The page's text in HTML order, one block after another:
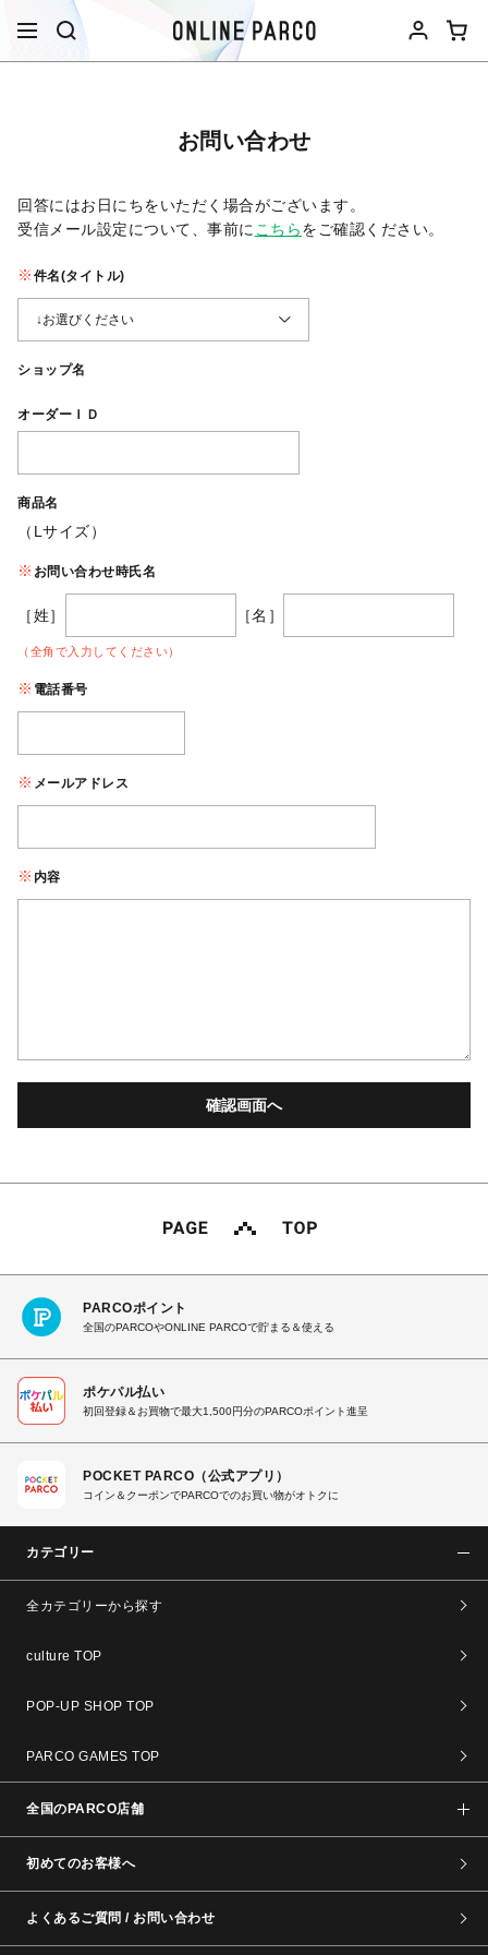
お問い合わせ
回答にはお日にちをいただく場合がございます。
受信メール設定について、事前に こちらをご確認ください。​
件名(タイトル)
ショップ名
オーダーＩＤ
商品名
（Lサイズ）
お問い合わせ時氏名
［姓］ ［名］
（全角で入力してください）
電話番号
メールアドレス
内容
PARCOポイント
全国のPARCOやONLINE PARCOで貯まる＆使える
ポケパル払い
初回登録＆お買物で最大1,500円分のPARCOポイント進呈
POCKET PARCO（公式アプリ）
コイン＆クーポンでPARCOでのお買い物がオトクに
カテゴリー
全カテゴリーから探す
culture TOP
POP-UP SHOP TOP
PARCO GAMES TOP
全国のPARCO店舗
初めてのお客様へ
よくあるご質問 / お問い合わせ